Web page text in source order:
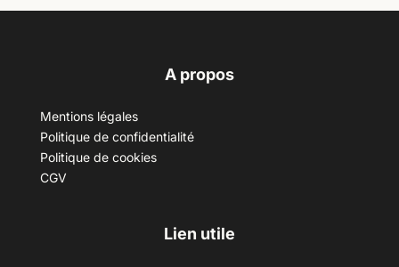
A propos
Mentions légales
Politique de confidentialité
Politique de cookies
CGV
Lien utile